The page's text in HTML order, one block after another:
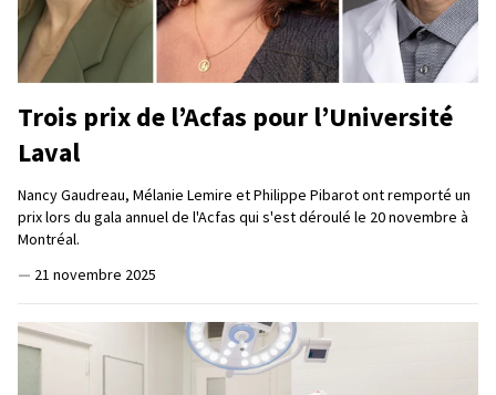
Trois prix de l’Acfas pour l’Université
Laval
Nancy Gaudreau, Mélanie Lemire et Philippe Pibarot ont remporté un
prix lors du gala annuel de l'Acfas qui s'est déroulé le 20 novembre à
Montréal.
— 21 novembre 2025